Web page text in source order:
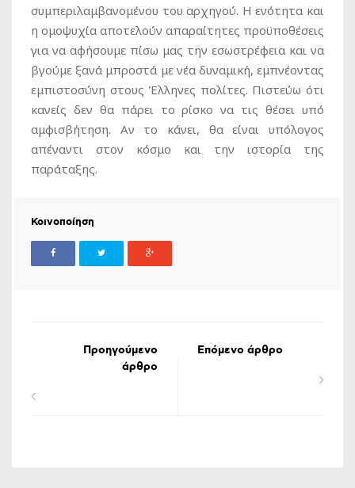
συμπεριλαμβανομένου του αρχηγού. Η ενότητα και
η ομοψυχία αποτελούν απαραίτητες προϋποθέσεις
για να αφήσουμε πίσω μας την εσωστρέφεια και να
βγούμε ξανά μπροστά με νέα δυναμική, εμπνέοντας
εμπιστοσύνη στους Έλληνες πολίτες. Πιστεύω ότι
κανείς δεν θα πάρει το ρίσκο να τις θέσει υπό
αμφισβήτηση. Αν το κάνει, θα είναι υπόλογος
απέναντι στον κόσμο και την ιστορία της
παράταξης.
Κοινοποίηση
Προηγούμενο
άρθρο
Επόμενο άρθρο